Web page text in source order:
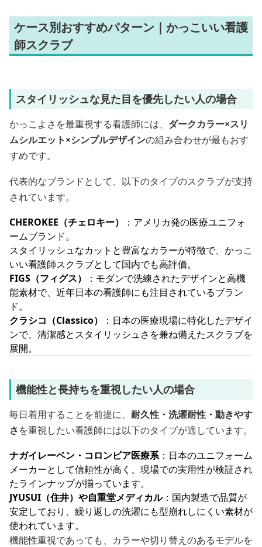
ケース別おすすめパターン｜かっこいい看護
師スクラブ
スタイリッシュな見た目を優先したい人の場合
かっこよさを最重視する看護師には、 ダークカラー×スリ
ムシルエット×シンプルデザインの組み合わせが最もおす
すめです。
代表的なブランドとして、以下のタイプのスクラブが支持
されています。
CHEROKEE（チェロキー）
：アメリカ発の医療ユニフォ
ームブランド。
スタイリッシュなカットと豊富なカラーが特徴で、かっこ
いい看護師スクラブとして国内でも高評価。
FIGS（フィグス）
：モダンで洗練されたデザインと高機
能素材で、近年日本の看護師にも注目されているブラン
ド。
クラシコ（Classico）
：日本の医療現場に特化したデザイ
ンで、清潔感とスタイリッシュさを兼ね備えたスクラブを
展開。
機能性と長持ちを重視したい人の場合
毎日着用することを前提に、 耐久性・洗濯耐性・動きやす
さを重視したい看護師には以下のタイプが適しています。
ナガイレーベン・コロンビア医療系：日本のユニフォーム
メーカーとして信頼性が高く、現場での実用性が検証され
たラインナップが揃っています。
JYUSUI（住井）や自重堂メディカル：国内製造で品質が
安定しており、繰り返しの洗濯にも型崩れしにくい素材が
使われています。
機能性重視であっても、カラーや切り替えのあるモデルを